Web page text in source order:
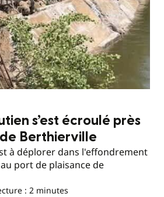
s’est écroulé près
Berthierville
à déplorer dans l'effondrement
port de plaisance de
: 2 minutes